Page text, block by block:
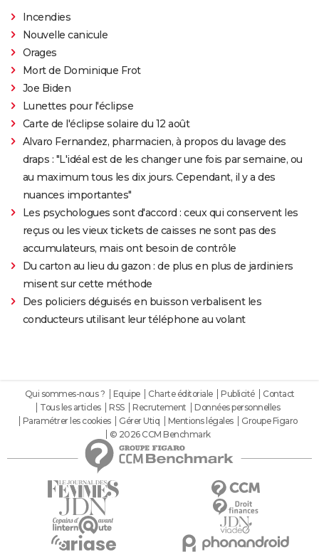
Incendies
Nouvelle canicule
Orages
Mort de Dominique Frot
Joe Biden
Lunettes pour l'éclipse
Carte de l'éclipse solaire du 12 août
Alvaro Fernandez, pharmacien, à propos du lavage des
draps : "L'idéal est de les changer une fois par semaine, ou
au maximum tous les dix jours. Cependant, il y a des
nuances importantes"
Les psychologues sont d'accord : ceux qui conservent les
reçus ou les vieux tickets de caisses ne sont pas des
accumulateurs, mais ont besoin de contrôle
Du carton au lieu du gazon : de plus en plus de jardiniers
misent sur cette méthode
Des policiers déguisés en buisson verbalisent les
conducteurs utilisant leur téléphone au volant
Qui sommes-nous ? Equipe Charte éditoriale Publicité
Contact
Tous les articles
RSS Recrutement
Données personnelles
Paramétrer les cookies
Gérer Utiq Mentions légales
Groupe Figaro
© 2026 CCM Benchmark